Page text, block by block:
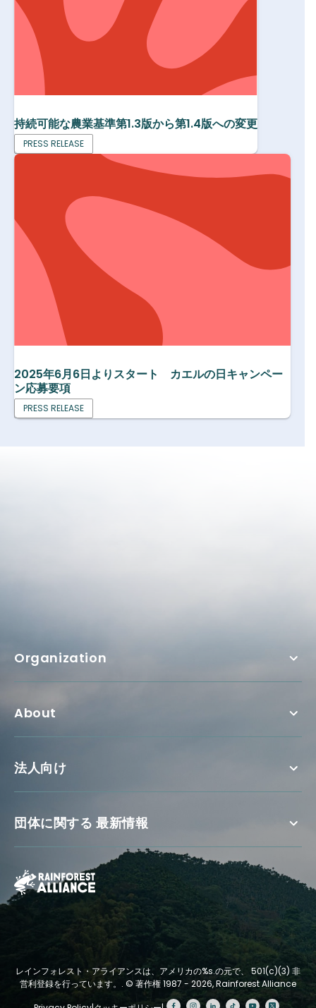
持続可能な農業基準第1.3版から第1.4版への変更
PRESS RELEASE
2025年6月6日よりスタート カエルの日キャンペー
ン応募要項
PRESS RELEASE
Organization
About
法人向け
団体に関する 最新情報
レインフォレスト・アライアンスは、アメリカの%s.の元で、 501(c)(3) 非
営利登録を行っています。. © 著作権 1987 - 2026, Rainforest Alliance